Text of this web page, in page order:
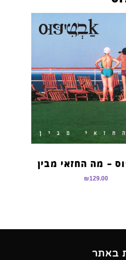
– מה החזאי מבין
₪129.00
באתר